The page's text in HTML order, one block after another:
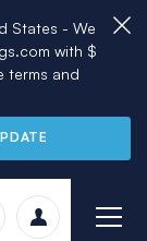
States - We
with $
terms and